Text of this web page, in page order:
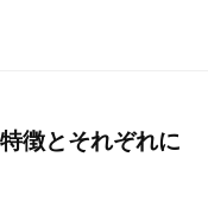
徴とそれぞれに